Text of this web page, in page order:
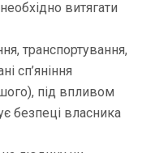
витягати
транспортування,
сп’яніння
під впливом
безпеці власника